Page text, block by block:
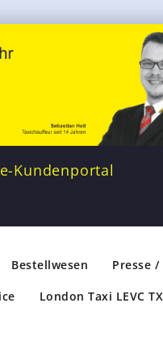
Kundenportal
Bestellwesen Presse /
London Taxi LEVC